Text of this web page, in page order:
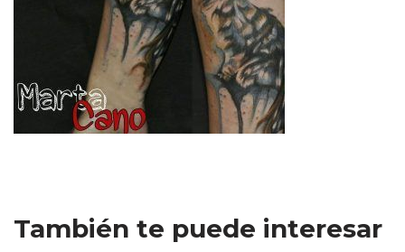
También te puede interesar